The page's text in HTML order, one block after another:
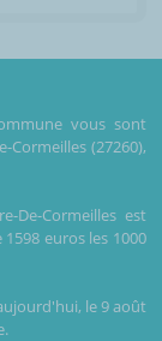
vous sont
Cormeilles (27260),
De-Cormeilles est
euros les 1000
le 9 août